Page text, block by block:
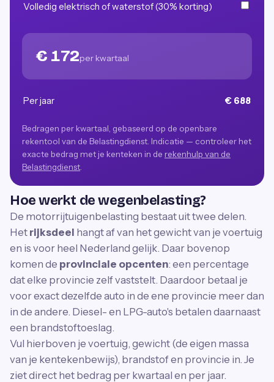
Volledig elektrisch of waterstof (30% korting)
€ 172per kwartaal
Per jaar € 688
Bedragen per kwartaal, gebaseerd op de openbare
rekentool van de Belastingdienst. Indicatie — controleer het
exacte bedrag met je kenteken in de rekenhulp van de
Belastingdienst
Hoe werkt de wegenbelasting?
De motorrijtuigenbelasting bestaat uit twee delen.
Het rijksdeel hangt af van het gewicht van je voertuig
en is voor heel Nederland gelijk. Daar bovenop
komen de provinciale opcenten: een percentage
dat elke provincie zelf vaststelt. Daardoor betaal je
voor exact dezelfde auto in de ene provincie meer dan
in de andere. Diesel- en LPG-auto's betalen daarnaast
een brandstoftoeslag.
Vul hierboven je voertuig, gewicht (de eigen massa
van je kentekenbewijs), brandstof en provincie in. Je
ziet direct het bedrag per kwartaal en per jaar.